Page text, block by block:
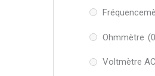
Ohmmètre
Voltmètre AC